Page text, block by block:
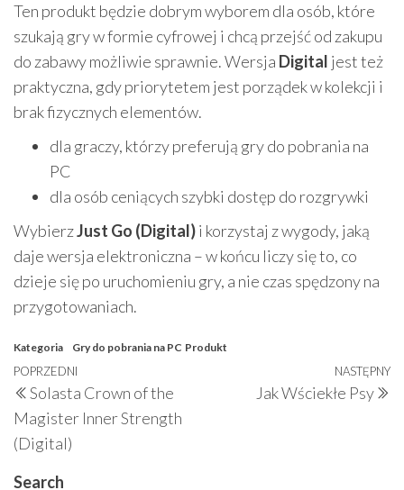
Ten produkt będzie dobrym wyborem dla osób, które
szukają gry w formie cyfrowej i chcą przejść od zakupu
do zabawy możliwie sprawnie. Wersja Digital jest też
praktyczna, gdy priorytetem jest porządek w kolekcji i
brak fizycznych elementów.
dla graczy, którzy preferują gry do pobrania na
PC
dla osób ceniących szybki dostęp do rozgrywki
WybierzJust Go (Digital)i korzystaj z wygody, jaką
daje wersja elektroniczna – w końcu liczy się to, co
dzieje się po uruchomieniu gry, a nie czas spędzony na
przygotowaniach.
Kategoria Gry do pobrania na PC Produkt
Nawigacja
wpisu
Poprzedni
wpis
POPRZEDNI
Solasta Crown of the
Magister Inner Strength
(Digital)
NASTĘPNY
Jak Wściekłe Psy
Search